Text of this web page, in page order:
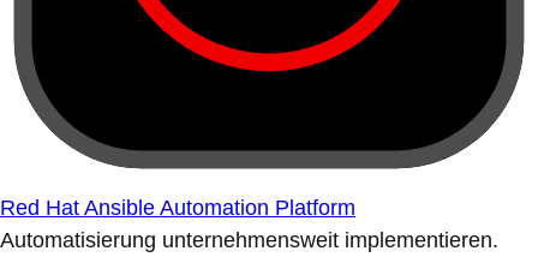
Red Hat Ansible Automation Platform
Automatisierung unternehmensweit implementieren.